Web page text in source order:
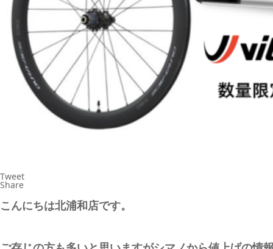
Tweet
Share
こんにちは北浦和店です。